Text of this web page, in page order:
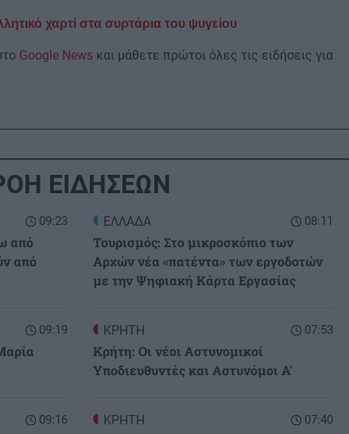
χαρτί στα συρτάρια του ψυγείου
Google News και μάθετε πρώτοι όλες τις ειδήσεις για
ΕΙΔΗΣΕΩΝ
09:23
από
από
09:19
09:16
08:11
ΕΛΛΑΔΑ
Τουρισμός: Στο μικροσκόπιο των
Αρχών νέα «πατέντα» των εργοδοτών
με την Ψηφιακή Κάρτα Εργασίας
07:53
ΚΡΗΤΗ
Κρήτη: Οι νέοι Αστυνομικοί
Υποδιευθυντές και Αστυνόμοι Α'
07:40
ΚΡΗΤΗ